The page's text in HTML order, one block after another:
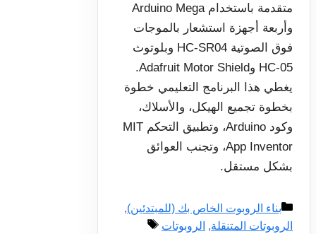
متقدمة باستخدام Arduino Mega
وأربعة أجهزة استشعار بالموجات
فوق الصوتية HC-SR04 وبلوتوث
HC-05 وAdafruit Motor Shield.
يغطي هذا البرنامج التعليمي خطوة
بخطوة تجميع الهيكل، والأسلاك،
وكود Arduino، وتطبيق التحكم MIT
App Inventor، وتجنب العوائق
بشكل مستقل.
التصنيفات
بناء الروبوت الخاص بك (للمبتدئين),
الروبوتات المتنقلة, الروبوتات
الوسوم